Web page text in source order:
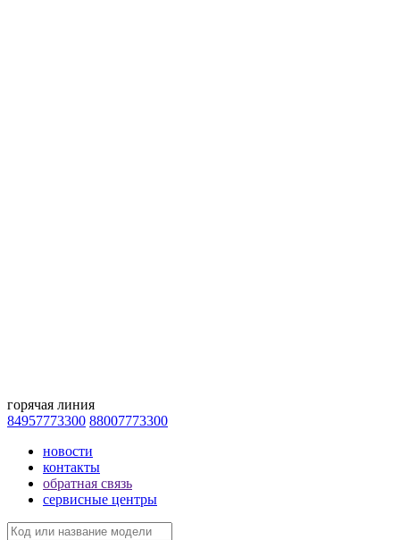
горячая линия
84957773300 88007773300
новости
контакты
обратная связь
сервисные центры